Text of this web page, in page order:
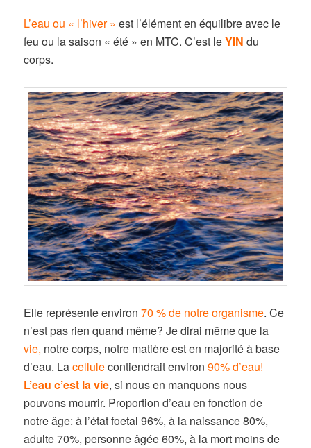
L’eau ou « l’hiver » est l’élément en équilibre avec le
feu ou la saison « été » en MTC. C’est leYIN du
corps.
Elle représente environ70 % de notre organisme. Ce
n’est pas rien quand même? Je dirai même que la
vie, notre corps, notre matière est en majorité à base
d’eau. Lacellulecontiendrait environ90% d’eau!
L’eau c’est la vie, si nous en manquons nous
pouvons mourrir. Proportion d’eau en fonction de
notre âge: à l’état foetal 96%, à la naissance 80%,
adulte 70%, personne âgée 60%, à la mort moins de